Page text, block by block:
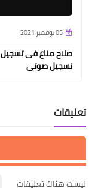
05 نوفمبر 2021
صلاح مناع فى
تسجيل صوتى
تعليقات
ليست هناك تعليقات